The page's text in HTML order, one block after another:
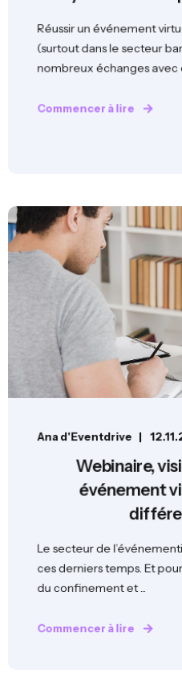
Réussir un événement
(surtout dans le secteur
nombreux échanges avec
Commencer à lire
Ana d'Eventdrive
Webinaire,
événement
Le secteur de
ces derniers temps. Et
du confinement et ...
Commencer à lire